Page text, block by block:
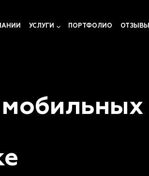
УСЛУГИ ПОРТФОЛИО ОТЗЫВЫ